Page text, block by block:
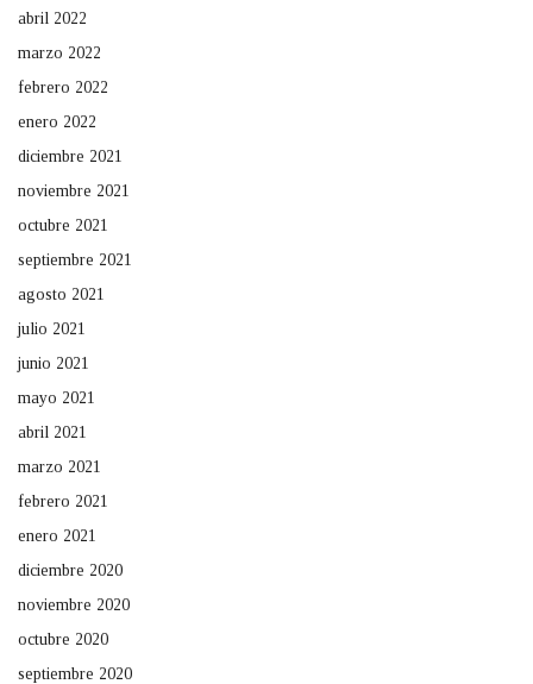
abril 2022
marzo 2022
febrero 2022
enero 2022
diciembre 2021
noviembre 2021
octubre 2021
septiembre 2021
agosto 2021
julio 2021
junio 2021
mayo 2021
abril 2021
marzo 2021
febrero 2021
enero 2021
diciembre 2020
noviembre 2020
octubre 2020
septiembre 2020